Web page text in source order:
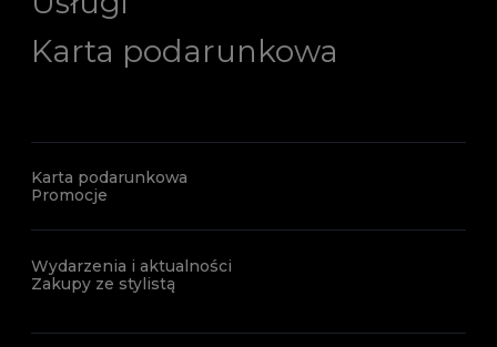
Karta podarunkowa
Karta podarunkowa
Promocje
Wydarzenia i aktualności
Zakupy ze stylistą